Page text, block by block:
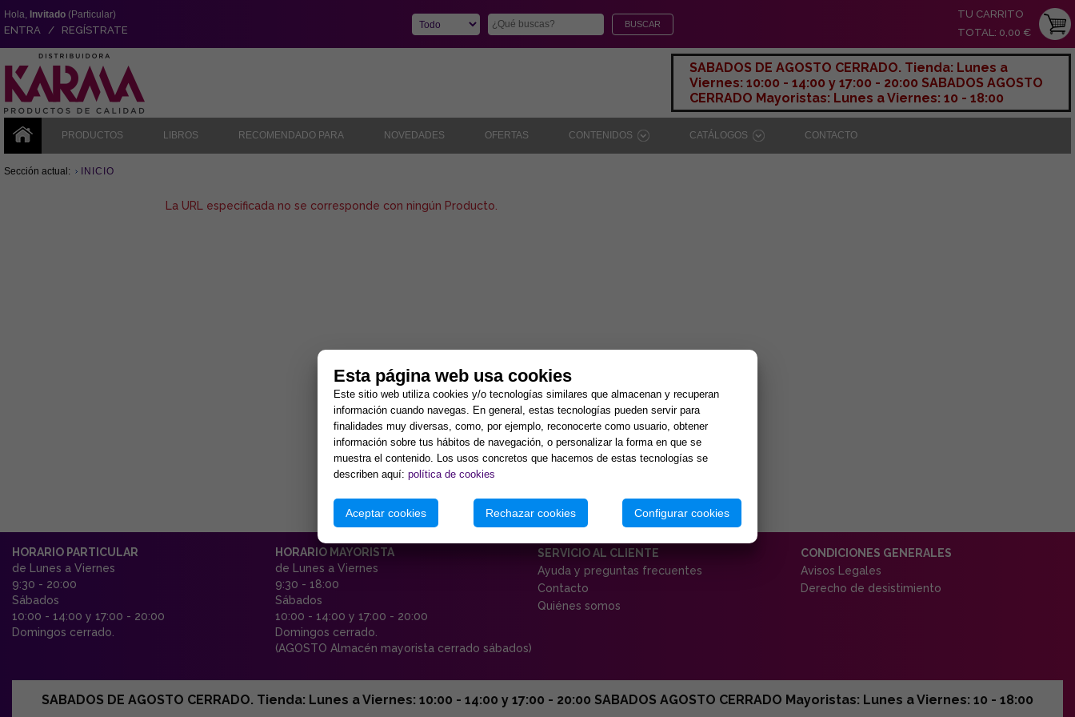
Hola, Invitado (Particular)
ENTRA / REGÍSTRATE
TU CARRITO
TOTAL: 0,00 €
SABADOS DE AGOSTO CERRADO. Tienda: Lunes a
Viernes: 10:00 - 14:00 y 17:00 - 20:00 SABADOS AGOSTO
CERRADO Mayoristas: Lunes a Viernes: 10 - 18:00
PRODUCTOS LIBROS RECOMENDADO PARA NOVEDADES OFERTAS CONTENIDOS CATÁLOGOS CONTACTO
Sección actual: INICIO
La URL especificada no se corresponde con ningún Producto.
HORARIO PARTICULAR
de Lunes a Viernes
9:30 - 20:00
Sábados
10:00 - 14:00 y 17:00 - 20:00
Domingos cerrado.
HORARIO MAYORISTA
de Lunes a Viernes
9:30 - 18:00
Sábados
10:00 - 14:00 y 17:00 - 20:00
Domingos cerrado.
(AGOSTO Almacén mayorista cerrado sábados)
SERVICIO AL CLIENTE
Ayuda y preguntas frecuentes
Contacto
Quiénes somos
CONDICIONES GENERALES
Avisos Legales
Derecho de desistimiento
SABADOS DE AGOSTO CERRADO. Tienda: Lunes a Viernes: 10:00 - 14:00 y 17:00 - 20:00 SABADOS AGOSTO CERRADO Mayoristas: Lunes a Viernes: 10 - 18:00
Esta página web usa cookies
Este sitio web utiliza cookies y/o tecnologías similares que almacenan y recuperan
información cuando navegas. En general, estas tecnologías pueden servir para
finalidades muy diversas, como, por ejemplo, reconocerte como usuario, obtener
información sobre tus hábitos de navegación, o personalizar la forma en que se
muestra el contenido. Los usos concretos que hacemos de estas tecnologías se
describen aquí: política de cookies
Aceptar cookies Rechazar cookies Configurar cookies